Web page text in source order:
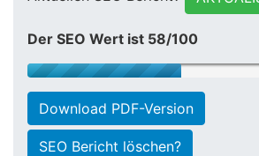
Der SEO Wert ist 58/100
Download PDF-Version
SEO Bericht löschen?